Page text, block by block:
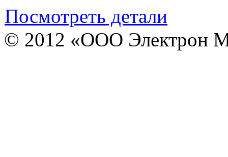
Посмотреть детали
© 2012 «ООО Электрон